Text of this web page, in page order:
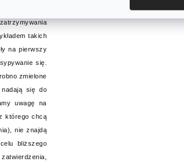
takich
na pierwszy
się.
zmielone
nadają się do
uwagę na
którego chcą
nie znajdą
bliższego